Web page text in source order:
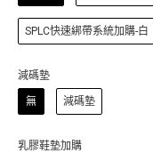
SPLC快速綁帶系統加購-白
減碼墊
無 減碼墊
乳膠鞋墊加購